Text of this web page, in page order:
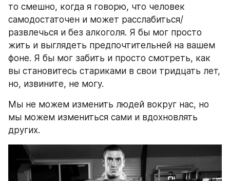
то смешно, когда я говорю, что человек
самодостаточен и может расслабиться/
развлечься и без алкоголя. Я бы мог просто
жить и выглядеть предпочтительней на вашем
фоне. Я бы мог забить и просто смотреть, как
вы становитесь стариками в свои тридцать лет,
но, извините, не могу.
Мы не можем изменить людей вокруг нас, но
мы можем измениться сами и вдохновлять
других.